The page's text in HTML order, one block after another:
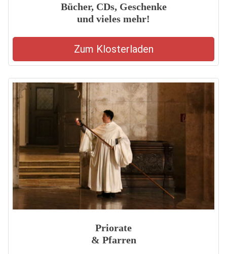
Bücher, CDs, Geschenke
und vieles mehr!
Zum Klosterladen
Priorate
& Pfarren